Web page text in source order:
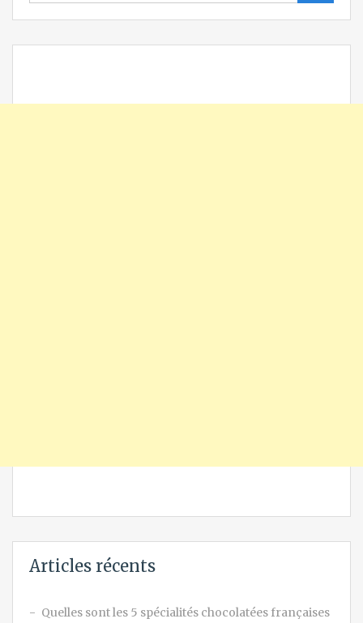
Articles récents
Quelles sont les 5 spécialités chocolatées françaises